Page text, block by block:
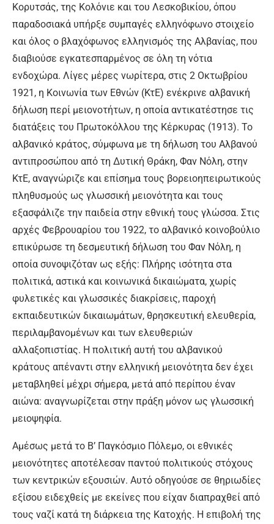
Κορυτσάς, της Κολόνιε και του Λεσκοβικίου, όπου
παραδοσιακά υπήρξε συμπαγές ελληνόφωνο στοιχείο
και όλος ο βλαχόφωνος ελληνισμός της Αλβανίας, που
διαβιούσε εγκατεσπαρμένος σε όλη τη νότια
ενδοχώρα. Λίγες μέρες νωρίτερα, στις 2 Οκτωβρίου
1921, η Κοινωνία των Εθνών (ΚτΕ) ενέκρινε αλβανική
δήλωση περί μειονοτήτων, η οποία αντικατέστησε τις
διατάξεις του Πρωτοκόλλου της Κέρκυρας (1913). Το
αλβανικό κράτος, σύμφωνα με τη δήλωση του Αλβανού
αντιπροσώπου από τη Δυτική Θράκη, Φαν Νόλη, στην
ΚτΕ, αναγνώριζε και επίσημα τους βορειοηπειρωτικούς
πληθυσμούς ως γλωσσική μειονότητα και τους
εξασφάλιζε την παιδεία στην εθνική τους γλώσσα. Στις
αρχές Φεβρουαρίου του 1922, το αλβανικό κοινοβούλιο
επικύρωσε τη δεσμευτική δήλωση του Φαν Νόλη, η
οποία συνοψιζόταν ως εξής: Πλήρης ισότητα στα
πολιτικά, αστικά και κοινωνικά δικαιώματα, χωρίς
φυλετικές και γλωσσικές διακρίσεις, παροχή
εκπαιδευτικών δικαιωμάτων, θρησκευτική ελευθερία,
περιλαμβανομένων και των ελευθεριών
αλλαξοπιστίας. Η πολιτική αυτή του αλβανικού
κράτους απέναντι στην ελληνική μειονότητα δεν έχει
μεταβληθεί μέχρι σήμερα, μετά από περίπου έναν
αιώνα: αναγνωρίζεται στην πράξη μόνον ως γλωσσική
μειοψηφία.
Αμέσως μετά το Β’ Παγκόσμιο Πόλεμο, οι εθνικές
μειονότητες αποτέλεσαν παντού πολιτικούς στόχους
των κεντρικών εξουσιών. Αυτό οδηγούσε σε θηριωδίες
εξίσου ειδεχθείς με εκείνες που είχαν διαπραχθεί από
τους ναζί κατά τη διάρκεια της Κατοχής. Η επιβολή της